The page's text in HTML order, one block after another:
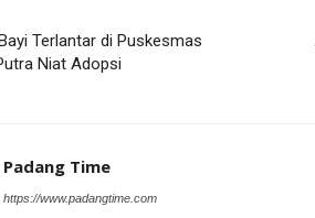
Terlantar di Puskesmas
Niat Adopsi
Padang Time
https://www.padangtime.com